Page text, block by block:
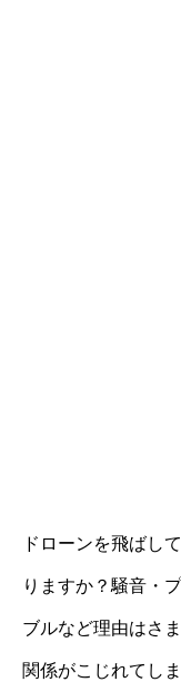
ドローンを飛ばし
りますか？騒音・
ブルなど理由はさ
関係がこじれてし